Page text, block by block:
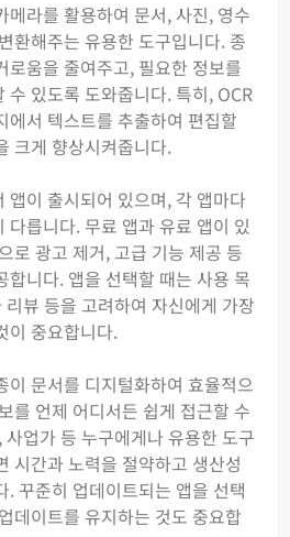
메라를 활용하여 문서, 사진, 영수
환해주는 유용한 도구입니다. 종
로움을 줄여주고, 필요한 정보를
수 있도록 도와줍니다. 특히, OCR
에서 텍스트를 추출하여 편집할
크게 향상시켜줍니다.
앱이 출시되어 있으며, 각 앱마다
다릅니다. 무료 앱과 유료 앱이 있
로 광고 제거, 고급 기능 제공 등
합니다. 앱을 선택할 때는 사용 목
뷰 등을 고려하여 자신에게 가장
이 중요합니다.
이 문서를 디지털화하여 효율적으
를 언제 어디서든 쉽게 접근할 수
업가 등 누구에게나 유용한 도구
시간과 노력을 절약하고 생산성
. 꾸준히 업데이트되는 앱을 선택
데이트를 유지하는 것도 중요합